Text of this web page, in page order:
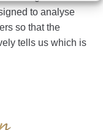
to analyse
so that the
tells us which is